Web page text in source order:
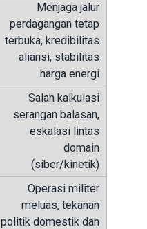
Menjaga jalur
perdagangan tetap
terbuka, kredibilitas
aliansi, stabilitas
harga energi
Salah kalkulasi
serangan balasan,
eskalasi lintas
domain
(siber/kinetik)
Operasi militer
meluas, tekanan
politik domestik dan